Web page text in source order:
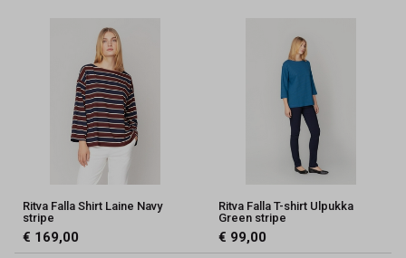
Ritva Falla Shirt Laine Navy
stripe
€ 169,00
Ritva Falla T-shirt Ulpukka
Green stripe
€ 99,00